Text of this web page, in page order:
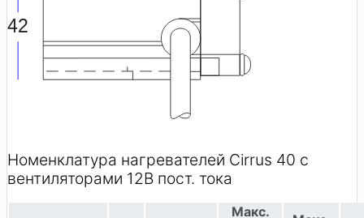
42
Номенклатура нагревателей Cirrus 40 с
вентиляторами 12В пост. тока
Макс.